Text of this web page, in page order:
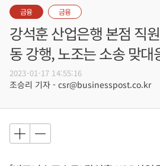
금융 금융
강석훈 산업은행 본점 직
동 강행, 노조는 소송 맞대
2023-01-17 14:55:16
조승리 기자 - csr@businesspost.co.kr